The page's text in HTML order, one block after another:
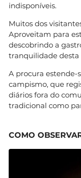
indisponíveis.
Muitos dos
Aproveitam para
descobrindo a
tranquilidade desta
A procura estende-
campismo, que
diários fora do
tradicional como
COMO